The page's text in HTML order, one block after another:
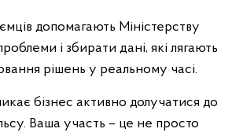
допомагають Міністерству
і збирати дані, які лягають
рішень у реальному часі.
бізнес активно долучатися до
Ваша участь – це не просто